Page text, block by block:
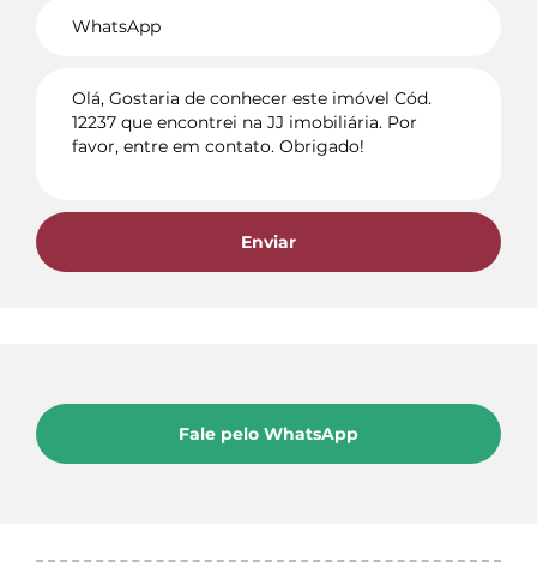
Enviar
Fale pelo WhatsApp